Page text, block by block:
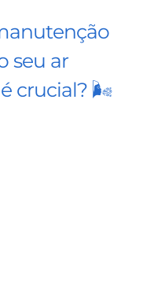
seu ar
crucial? 🌬️